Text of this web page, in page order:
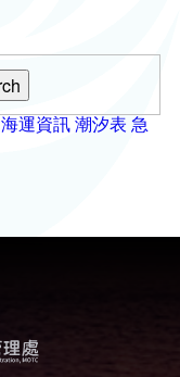
海運資訊潮汐表急